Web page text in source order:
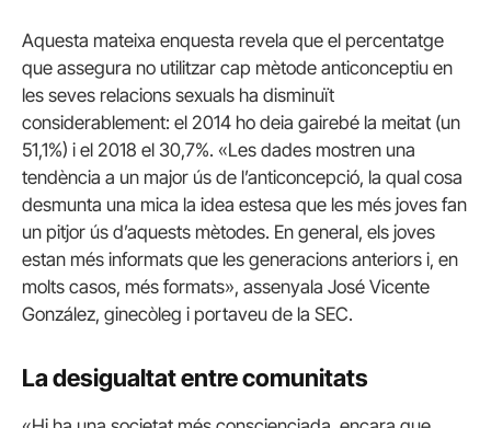
Aquesta mateixa enquesta revela que el percentatge
que assegura no utilitzar cap mètode anticonceptiu en
les seves relacions sexuals ha disminuït
considerablement: el 2014 ho deia gairebé la meitat (un
51,1%) i el 2018 el 30,7%. «Les dades mostren una
tendència a un major ús de l’anticoncepció, la qual cosa
desmunta una mica la idea estesa que les més joves fan
un pitjor ús d’aquests mètodes. En general, els joves
estan més informats que les generacions anteriors i, en
molts casos, més formats», assenyala José Vicente
González, ginecòleg i portaveu de la SEC.
La desigualtat entre comunitats